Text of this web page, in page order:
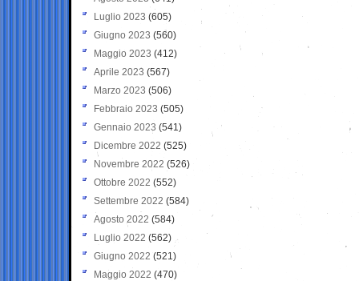
Luglio 2023 (605)
Giugno 2023 (560)
Maggio 2023 (412)
Aprile 2023 (567)
Marzo 2023 (506)
Febbraio 2023 (505)
Gennaio 2023 (541)
Dicembre 2022 (525)
Novembre 2022 (526)
Ottobre 2022 (552)
Settembre 2022 (584)
Agosto 2022 (584)
Luglio 2022 (562)
Giugno 2022 (521)
Maggio 2022 (470)